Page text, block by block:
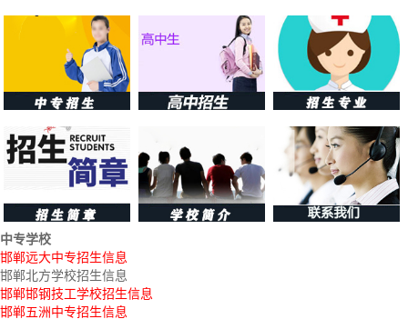
中专学校
邯郸远大中专招生信息
邯郸北方学校招生信息
邯郸邯钢技工学校招生信息
邯郸五洲中专招生信息